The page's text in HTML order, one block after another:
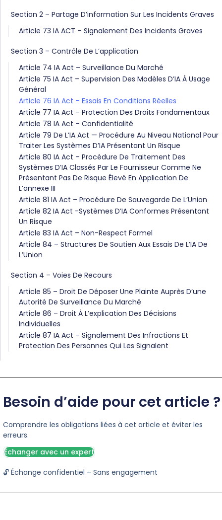
Section 2 – Partage D’information Sur Les Incidents Graves
Article 73 IA ACT – Signalement Des Incidents Graves
Section 3 – Contrôle De L’application
Article 74 IA Act – Surveillance Du Marché
Article 75 IA Act – Supervision Des Modèles D’IA À Usage
Général
Article 76 IA Act – Essais En Conditions Réelles
Article 77 IA Act – Protection Des Droits Fondamentaux
Article 78 IA Act – Confidentialité
Article 79 De L’IA Act — Procédure Au Niveau National Pour
Traiter Les Systèmes D’IA Présentant Un Risque
Article 80 IA Act – Procédure De Traitement Des
Systèmes D’IA Classés Par Le Fournisseur Comme Ne
Présentant Pas De Risque Élevé En Application De
L’annexe III
Article 81 IA Act – Procédure De Sauvegarde De L’Union
Article 82 IA Act -Systèmes D’IA Conformes Présentant
Un Risque
Article 83 IA Act – Non-Respect Formel
Article 84 – Structures De Soutien Aux Essais De L’IA De
L’Union
Section 4 – Voies De Recours
Article 85 – Droit De Déposer Une Plainte Auprès D’une
Autorité De Surveillance Du Marché
Article 86 – Droit À L’explication Des Décisions
Individuelles
Article 87 IA Act – Signalement Des Infractions Et
Protection Des Personnes Qui Les Signalent
Besoin d’aide pour cet article ?
Comprendre les obligations liées à cet article et éviter les
erreurs.
Échanger avec un expert
🔓 Échange confidentiel – Sans engagement